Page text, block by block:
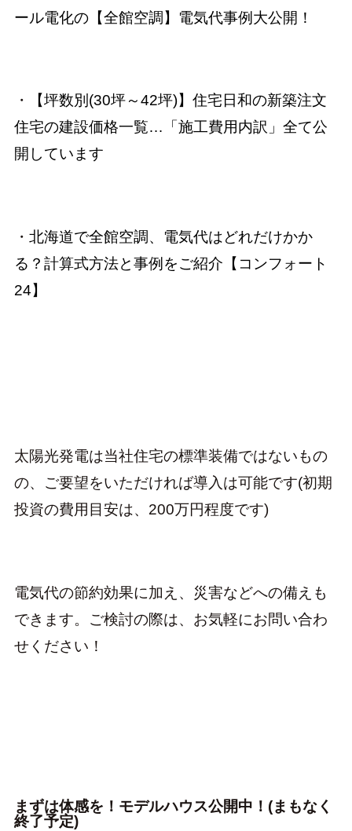
ール電化の【全館空調】電気代事例大公開！
・
【坪数別(30坪～42坪)】住宅日和の新築注文
住宅の建設価格一覧…「施工費用内訳」全て公
開しています
・ 北海道で全館空調、電気代はどれだけかか
る？計算式方法と事例をご紹介【コンフォート
24】
太陽光発電は当社住宅の標準装備ではないもの
の、ご要望をいただければ導入は可能です(初期
投資の費用目安は、200万円程度です)
電気代の節約効果に加え、災害などへの備えも
できます。ご検討の際は、お気軽にお問い合わ
せください！
まずは体感を！モデルハウス公開中！(まもなく
終了予定)